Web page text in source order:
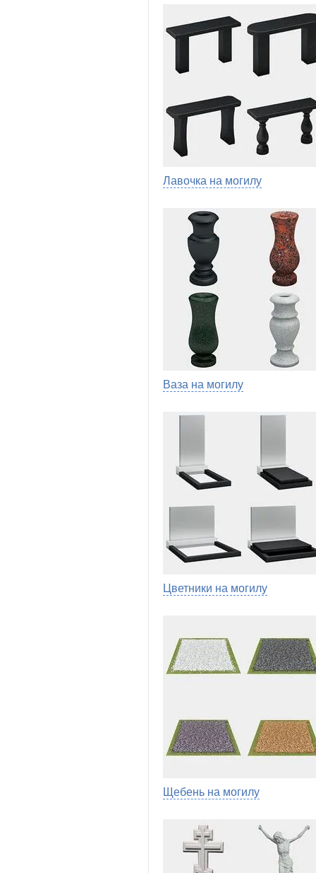
Лавочка на могилу
Ваза на могилу
Цветники на могилу
Щебень на могилу